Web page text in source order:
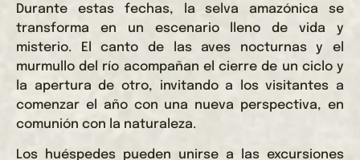
Durante estas fechas, la selva amazónica se
transforma en un escenario lleno de vida y
misterio. El canto de las aves nocturnas y el
murmullo del río acompañan el cierre de un ciclo y
la apertura de otro, invitando a los visitantes a
comenzar el año con una nueva perspectiva, en
comunión con la naturaleza.
Los huéspedes pueden unirse a las excursiones